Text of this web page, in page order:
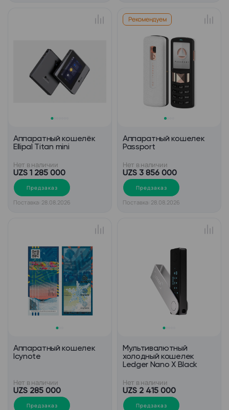
Аппаратный кошелёк
Ellipal Titan mini
Нет в наличии
UZS 1 285 000
Предзаказ
Поставка: 28.08.2026
Рекомендуем
Аппаратный кошелек
Passport
Нет в наличии
UZS 3 856 000
Предзаказ
Поставка: 28.08.2026
Аппаратный кошелек
Icynote
Нет в наличии
UZS 285 000
Предзаказ
Мультивалютный
холодный кошелек
Ledger Nano X Black
Нет в наличии
UZS 2 415 000
Предзаказ